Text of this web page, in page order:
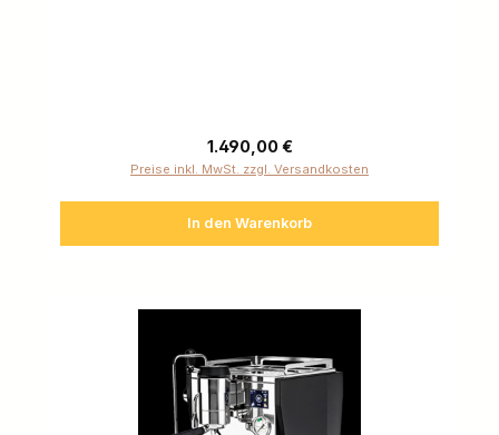
Regulärer Preis:
1.490,00 €
Preise inkl. MwSt. zzgl. Versandkosten
In den Warenkorb